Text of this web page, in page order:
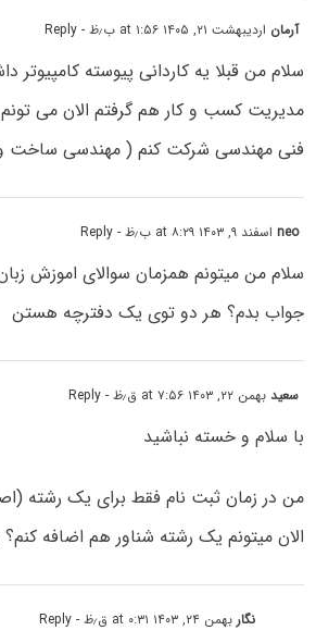
آرمان اردیبهشت ۲۱, ۱۴۰۵ at ۱:۵۶ ب٫ظ - Reply
سلام من قبلا یه کاردانی پیوسته
مدیریت کسب و کار هم گرفتم الان می
فنی مهندسی شرکت کنم ( مهندسی ساخت و
neoاسفند ۹, ۱۴۰۳ at ۸:۲۹ ب٫ظ - Reply
سلام من میتونم همزمان سوالای اموزش
جواب بدم؟ هر دو توی یک دفترچه هستن
سعیدبهمن ۲۲, ۱۴۰۳ at ۷:۵۶ ق٫ظ - Reply
با سلام و خسته نباشید
من در زمان ثبت نام فقط برای یک رشته
الان میتونم یک رشته شناور هم اضافه
نگاربهمن ۲۴, ۱۴۰۳ at ۰:۳۱ ق٫ظ - Reply